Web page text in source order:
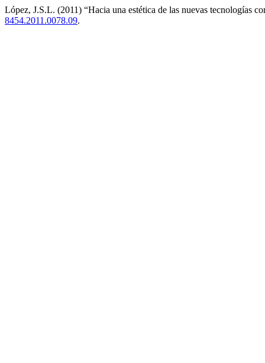
López, J.S.L. (2011) “Hacia una estética de las nuevas tecnologías
8454.2011.0078.09.